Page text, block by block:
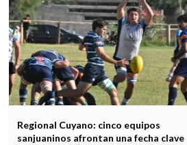
Regional Cuyano: cinco equipos
sanjuaninos afrontan una fecha clave